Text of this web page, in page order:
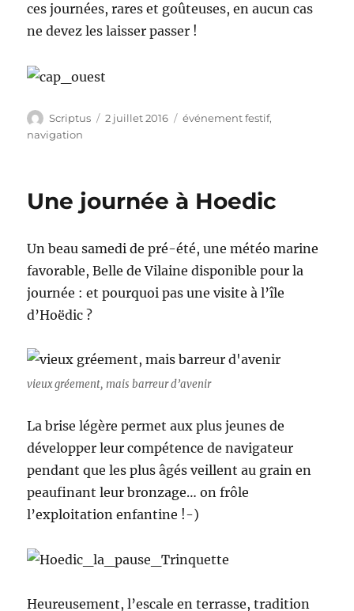
ces journées, rares et goûteuses, en aucun cas
ne devez les laisser passer !
Auteur
Scriptus
Publié
2 juillet 2016 Catégories
événement festif,
navigation
Une journée à Hoedic
Un beau samedi de pré-été, une météo marine
favorable, Belle de Vilaine disponible pour la
journée : et pourquoi pas une visite à l’île
d’Hoëdic ?
vieux gréement, mais barreur d’avenir
La brise légère permet aux plus jeunes de
développer leur compétence de navigateur
pendant que les plus âgés veillent au grain en
peaufinant leur bronzage… on frôle
l’exploitation enfantine !-)
Heureusement, l’escale en terrasse, tradition